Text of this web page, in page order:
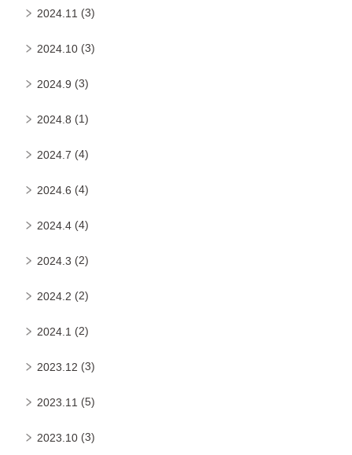
2024.11 (3)
2024.10 (3)
2024.9 (3)
2024.8 (1)
2024.7 (4)
2024.6 (4)
2024.4 (4)
2024.3 (2)
2024.2 (2)
2024.1 (2)
2023.12 (3)
2023.11 (5)
2023.10 (3)